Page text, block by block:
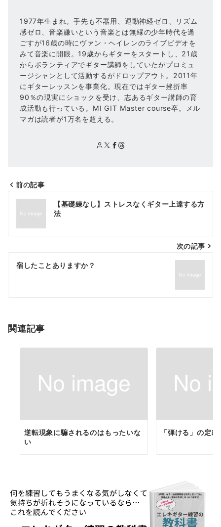
1977年生まれ。手先も不器用、運動神経ゼロ、リズム
感ゼロ、音楽嫌いという音楽とは無縁の少年時代を過
ごすが16歳の時にヴァン・ヘイレンのライブビデオを
みて音楽に開眼。19歳からギターをスタートし、21歳
からボランティアでギター講師をしていたがプロミュ
ージシャンとして活動するがドロップアウト。2011年
にギターレッスンを事業化。現在ではギター挫折率
90％の現実にショックを受け、志あるギター講師の育
成活動も行っている。MI GIT Master course卒。メル
マガは読者が1万名を超える。
投
ナ
ビ
ゲ
シ
ン
前の記事
【基礎練なし】ストレスなくギター上達する方
法
次の記事
宿したことありますか？
関連記事
逆転現象に騙されるのはもったいな
い
「弾ける」の定義